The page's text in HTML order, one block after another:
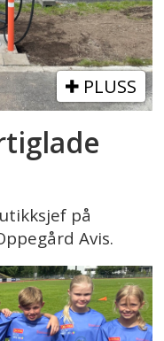
PLUSS
på
Avis.